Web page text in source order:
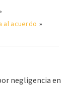
al acuerdo »
negligencia en